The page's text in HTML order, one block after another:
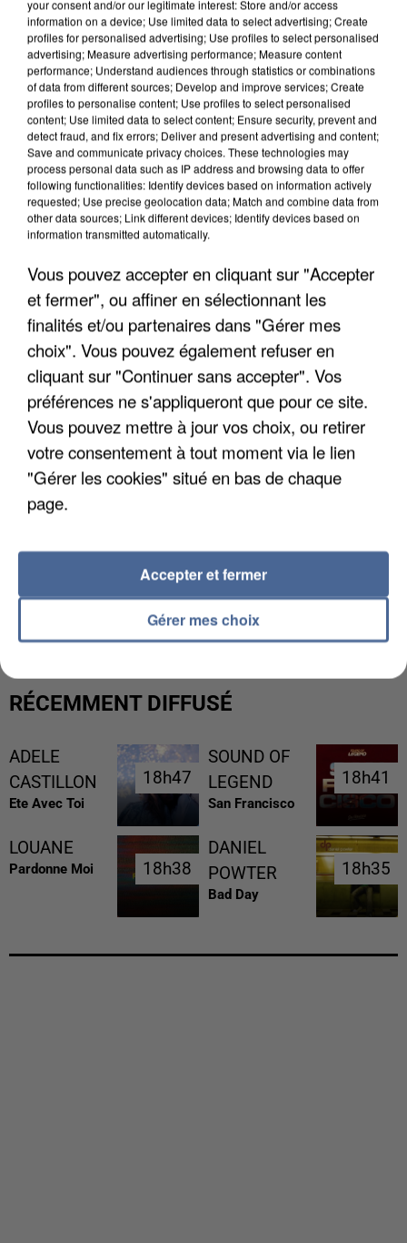
UN SECOND CADRE DE LA DZ MAFIA
UNE TOURISTE DE L’OISE EMPORTÉE PAR UNE
COULÉE DE BOUE EN HAUTE-SAVOIE
RÉCEMMENT DIFFUSÉ
ADELE
CASTILLON
Ete Avec Toi
18h47
18h47
SOUND OF
LEGEND
San Francisco
18h41
18h41
LOUANE
Pardonne Moi 18h38
18h38
DANIEL
POWTER
Bad Day
18h35
18h35
your consent and/or our legitimate interest: Store and/or access
information on a device; Use limited data to select advertising; Create
profiles for personalised advertising; Use profiles to select personalised
advertising; Measure advertising performance; Measure content
performance; Understand audiences through statistics or combinations
of data from different sources; Develop and improve services; Create
profiles to personalise content; Use profiles to select personalised
content; Use limited data to select content; Ensure security, prevent and
detect fraud, and fix errors; Deliver and present advertising and content;
Save and communicate privacy choices. These technologies may
process personal data such as IP address and browsing data to offer
following functionalities: Identify devices based on information actively
requested; Use precise geolocation data; Match and combine data from
other data sources; Link different devices; Identify devices based on
information transmitted automatically.
Vous pouvez accepter en cliquant sur "Accepter
et fermer", ou affiner en sélectionnant les
finalités et/ou partenaires dans "Gérer mes
choix". Vous pouvez également refuser en
cliquant sur "Continuer sans accepter". Vos
préférences ne s'appliqueront que pour ce site.
Vous pouvez mettre à jour vos choix, ou retirer
votre consentement à tout moment via le lien
"Gérer les cookies" situé en bas de chaque
page.
Gérer mes choix
Accepter et fermer